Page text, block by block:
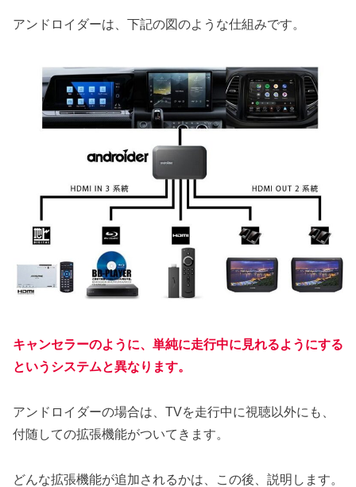
アンドロイダーは、下記の図のような仕組みです。
キャンセラーのように、単純に走行中に見れるようにする
というシステムと異なります。
アンドロイダーの場合は、TVを走行中に視聴以外にも、
付随しての拡張機能がついてきます。
どんな拡張機能が追加されるかは、この後、説明します。